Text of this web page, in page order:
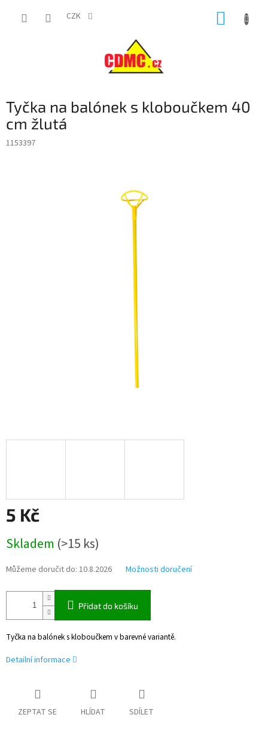
CZK
Tyčka na balónek s kloboučkem 40
cm žlutá
1153397
5 Kč
cena:
Skladem (>15 ks)
Můžeme doručit do: 10.8.2026 Možnosti doručení
Přidat do košíku
Tyčka na balónek s kloboučkem v barevné variantě.
Detailní informace
ZEPTAT SE HLÍDAT SDÍLET